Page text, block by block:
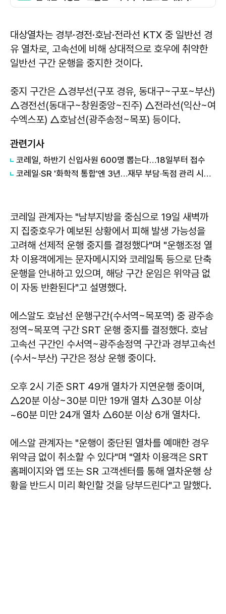
대상열차는 경부·경전·호남·전라선 KTX 중 일반선 경
유 열차로, 고속선에 비해 상대적으로 호우에 취약한
일반선 구간 운행을 중지한 것이다.
중지 구간은 △경부선(구포 경유, 동대구~구포~부산)
△경전선(동대구~창원중앙~진주) △전라선(익산~여
수엑스포) △호남선(광주송정~목포) 등이다.
관련기사
코레일, 하반기 신입사원 600명 뽑는다…18일부터 접수
코레일·SR '화학적 통합'엔 3년…재무 부담·독점 관리 시험대
코레일 관계자는 "남부지방을 중심으로 19일 새벽까
지 집중호우가 예보된 상황에서 피해 발생 가능성을
고려해 선제적 운행 중지를 결정했다"며 "운행조정 열
차 이용객에게는 문자메시지와 코레일톡 등으로 단축
운행을 안내하고 있으며, 해당 구간 운임은 위약금 없
이 자동 반환된다"고 설명했다.
에스알도 호남선 운행구간(수서역~목포역) 중 광주송
정역~목포역 구간 SRT 운행 중지를 결정했다. 호남
고속선 구간인 수서역~광주송정역 구간과 경부고속선
(수서~부산) 구간은 정상 운행 중이다.
오후 2시 기준 SRT 49개 열차가 지연운행 중이며,
△20분 이상~30분 미만 19개 열차 △30분 이상
~60분 미만 24개 열차 △60분 이상 6개 열차다.
에스알 관계자는 "운행이 중단된 열차를 예매한 경우
위약금 없이 취소할 수 있다"며 "열차 이용객은 SRT
홈페이지와 앱 또는 SR 고객센터를 통해 열차운행 상
황을 반드시 미리 확인할 것을 당부드린다"고 말했다.